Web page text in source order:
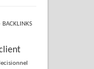
BACKLINKS